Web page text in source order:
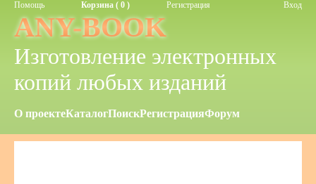
Помощь Корзина ( 0 ) Регистрация Вход
ANY-BOOK
Изготовление электронных
копий любых изданий
О проектеКаталогПоискРегистрацияФорум